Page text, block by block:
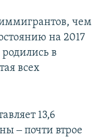
чем
на 2017
в
всех
13,6
‒ почти втрое